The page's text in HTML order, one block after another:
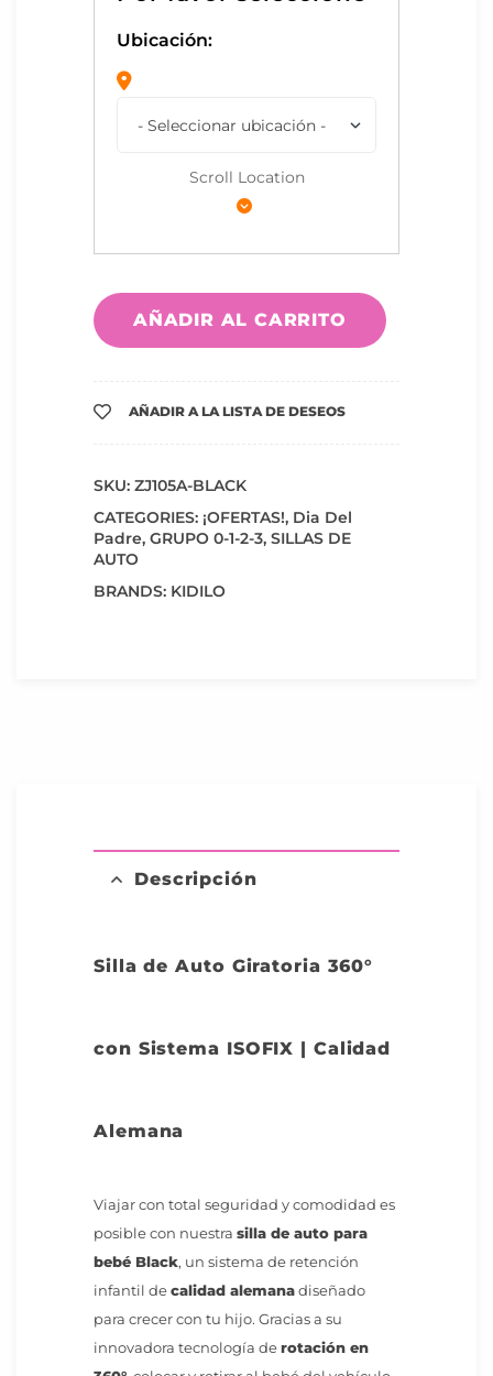
Ubicación:
Scroll Location
AÑADIR AL CARRITO
AÑADIR A LA LISTA DE DESEOS
SKU: ZJ105A-BLACK
CATEGORIES: ¡OFERTAS!, Dia Del
Padre, GRUPO 0-1-2-3, SILLAS DE
AUTO
BRANDS: KIDILO
Descripción
Silla de Auto Giratoria 360°
con Sistema ISOFIX | Calidad
Alemana
Viajar con total seguridad y comodidad es
posible con nuestra silla de auto para
bebé Black, un sistema de retención
infantil decalidad alemanadiseñado
para crecer con tu hijo. Gracias a su
innovadora tecnología derotación en